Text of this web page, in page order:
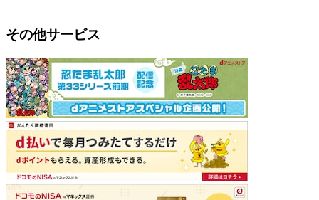
その他サービス